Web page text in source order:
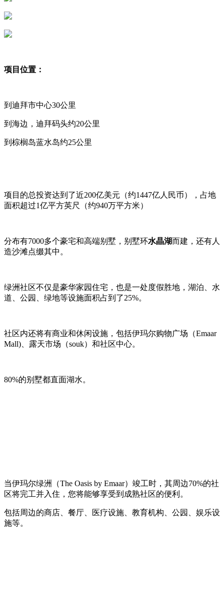
项目位置：
到迪拜市中心30公里
到海边，迪拜码头约20公里
到棕榈岛蓝水岛约25公里
项目的总投资达到了近200亿美元（约1447亿人民币），占地
面积超过1亿平方英尺（约940万平方米）
分布有7000多个豪宅和高端别墅，别墅环水晶湖而建，还有人
造沙滩点缀其中。
绿洲社区不仅是豪华家园住宅，也是一处度假胜地，湖泊、水
道、公园、绿地等设施面积占到了25%。
社区内还将有商业和休闲设施，包括伊玛尔购物广场（Emaar
Mall)、露天市场（souk）和社区中心。
80%的别墅都直面湖水。
当伊玛尔绿洲（The Oasis by Emaar）竣工时，其周边70%的社
区将完工并入住，您将能够享受到成熟社区的便利。
包括周边的商店、餐厅、医疗设施、教育机构、公园、娱乐设
施等。